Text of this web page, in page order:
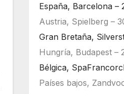
España, Barcelona –
Austria, Spielberg –
Gran Bretaña,
Hungría, Budapest –
Bélgica,
Países bajos,